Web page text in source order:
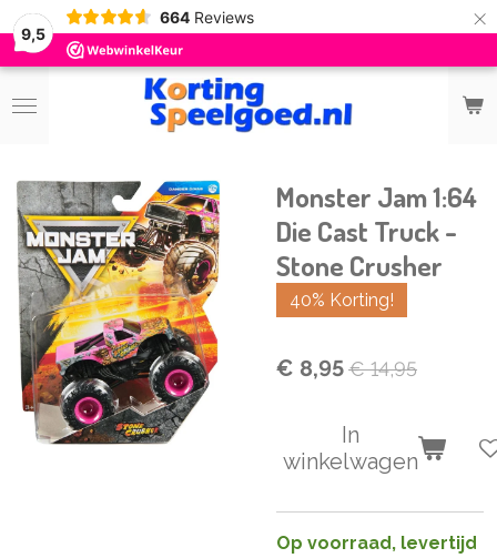
9,5
664 Reviews ×
Monster Jam 1:64
Die Cast Truck -
Stone Crusher
40% Korting!
€ 8,95€ 14,95
In
winkelwagen
Op voorraad, levertijd